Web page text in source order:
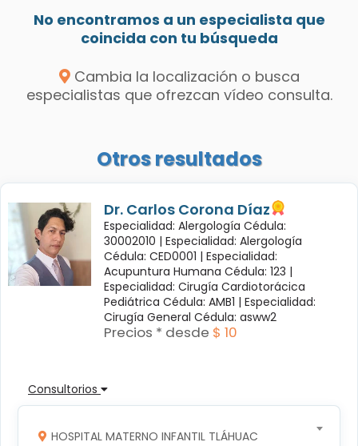
No encontramos a un especialista que
coincida con tu búsqueda
Cambia la localización o busca
especialistas que ofrezcan vídeo consulta.
Otros resultados
Dr. Carlos Corona Díaz
Especialidad: Alergología Cédula:
30002010 | Especialidad: Alergología
Cédula: CED0001 | Especialidad:
Acupuntura Humana Cédula: 123 |
Especialidad: Cirugía Cardiotorácica
Pediátrica Cédula: AMB1 | Especialidad:
Cirugía General Cédula: asww2
Precios * desde $ 10
Consultorios
HOSPITAL MATERNO INFANTIL TLÁHUAC